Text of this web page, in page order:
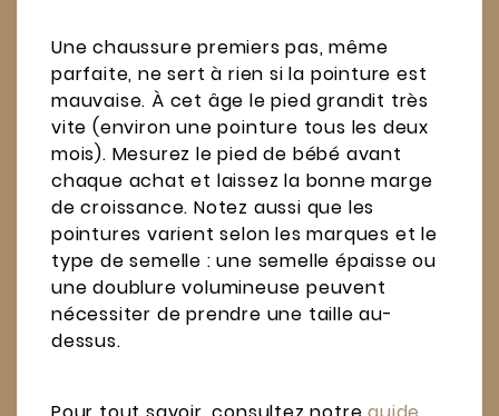
Une chaussure premiers pas, même
parfaite, ne sert à rien si la pointure est
mauvaise. À cet âge le pied grandit très
vite (environ une pointure tous les deux
mois). Mesurez le pied de bébé avant
chaque achat et laissez la bonne marge
de croissance. Notez aussi que les
pointures varient selon les marques et le
type de semelle : une semelle épaisse ou
une doublure volumineuse peuvent
nécessiter de prendre une taille au-
dessus.